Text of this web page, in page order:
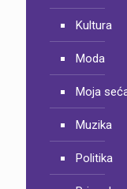
Kultura
Moda
Moja
Muzika
Politika